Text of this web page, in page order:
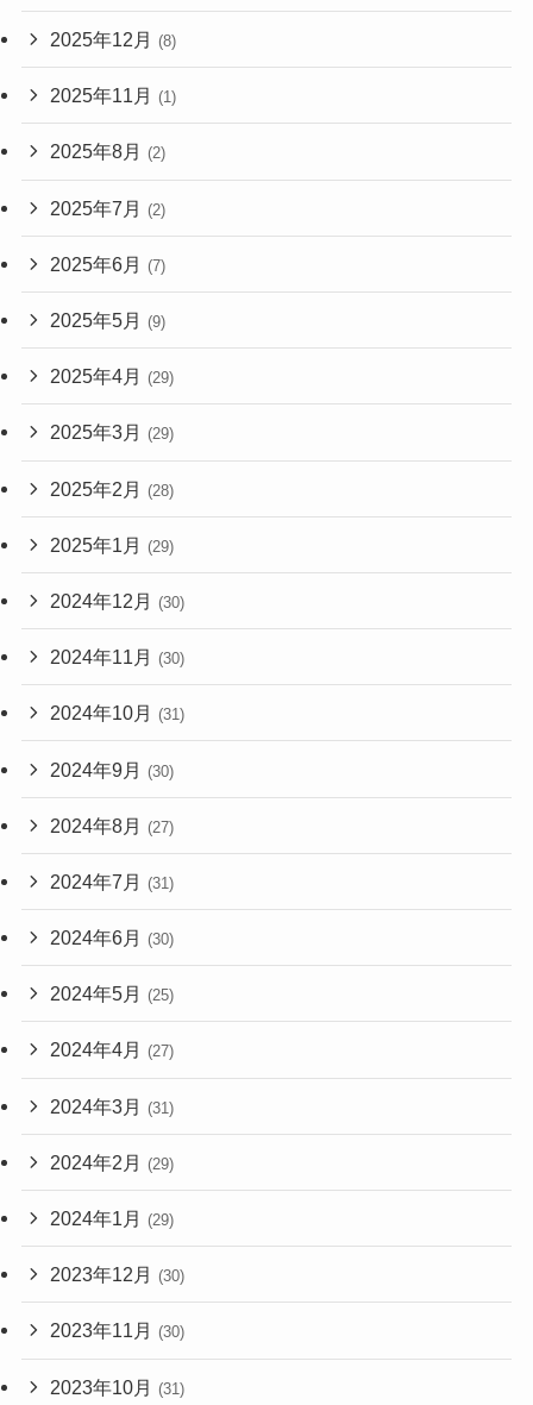
2025年12月 (8)
2025年11月 (1)
2025年8月 (2)
2025年7月 (2)
2025年6月 (7)
2025年5月 (9)
2025年4月 (29)
2025年3月 (29)
2025年2月 (28)
2025年1月 (29)
2024年12月 (30)
2024年11月 (30)
2024年10月 (31)
2024年9月 (30)
2024年8月 (27)
2024年7月 (31)
2024年6月 (30)
2024年5月 (25)
2024年4月 (27)
2024年3月 (31)
2024年2月 (29)
2024年1月 (29)
2023年12月 (30)
2023年11月 (30)
2023年10月 (31)